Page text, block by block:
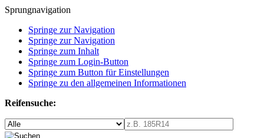
Sprungnavigation
Springe zur Navigation
Springe zur Navigation
Springe zum Inhalt
Springe zum Login-Button
Springe zum Button für Einstellungen
Springe zu den allgemeinen Informationen
Reifensuche: